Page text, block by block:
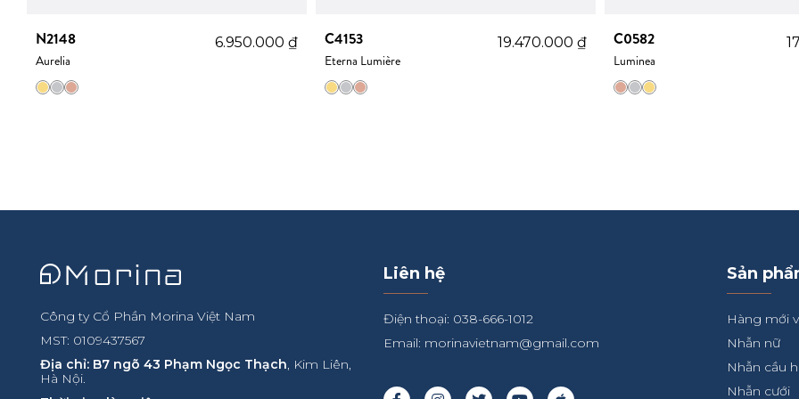
N2148
Aurelia
6.950.000 ₫ C4153
Eterna Lumière
19.470.000 ₫ C0582
Luminea
Công ty Cổ Phần Morina Việt Nam
MST: 0109437567
Địa chỉ: B7 ngõ 43 Phạm Ngọc Thạch, Kim Liên,
Hà Nội.
Liên hệ
Điện thoại: 038-666-1012
Email: morinavietnam@gmail.com
Sản
Hàng mới
Nhẫn nữ
Nhẫn cầu
Nhẫn cưới